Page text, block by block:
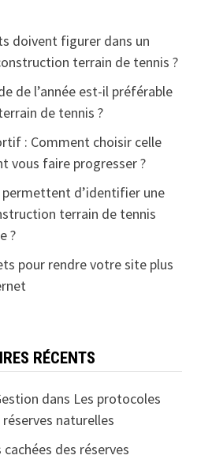
doivent figurer dans un
terrain de tennis ?
de l’année est-il préférable
de tennis ?
: Comment choisir celle
vous faire progresser ?
permettent d’identifier une
terrain de tennis
?
pour rendre votre site plus
RÉCENTS
dans Les protocoles
naturelles
des réserves